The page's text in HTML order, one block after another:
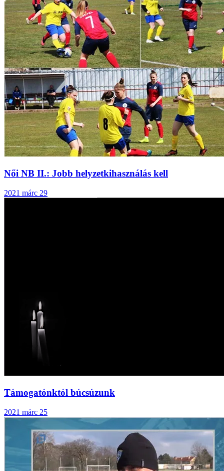
Női NB II.: Jobb helyzetkihasználás kell
2021 márc 29
Támogatónktól búcsúzunk
2021 márc 25